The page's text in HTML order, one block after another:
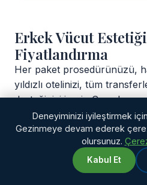
Erkek Vücut
Fiyatlandırma
Her paket prosedürünüzü,
yıldızlı otelinizi, tüm
desteğinizi içerir.
göre doğru kombinasyonu
EN POPÜLER
Liposuction ile
WhatsApp
Deneyiminizi iyileştirmek
Gezinmeye devam ederek çerez
olursunuz.
Kabul Et